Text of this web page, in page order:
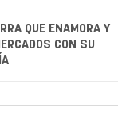
QUE ENAMORA Y
CON SU